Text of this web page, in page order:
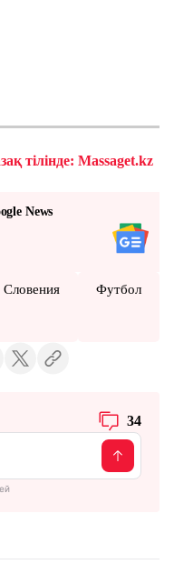
тілінде: Massaget.kz
News
Словения Футбол
34